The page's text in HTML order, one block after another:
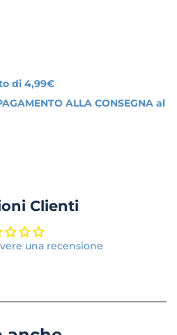
di 4,99€
ALLA CONSEGNA al
Clienti
una recensione